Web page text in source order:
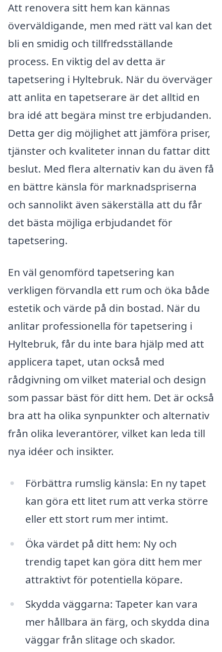
Att renovera sitt hem kan kännas
överväldigande, men med rätt val kan det
bli en smidig och tillfredsställande
process. En viktig del av detta är
tapetsering i Hyltebruk. När du överväger
att anlita en tapetserare är det alltid en
bra idé att begära minst tre erbjudanden.
Detta ger dig möjlighet att jämföra priser,
tjänster och kvaliteter innan du fattar ditt
beslut. Med flera alternativ kan du även få
en bättre känsla för marknadspriserna
och sannolikt även säkerställa att du får
det bästa möjliga erbjudandet för
tapetsering.
En väl genomförd tapetsering kan
verkligen förvandla ett rum och öka både
estetik och värde på din bostad. När du
anlitar professionella för tapetsering i
Hyltebruk, får du inte bara hjälp med att
applicera tapet, utan också med
rådgivning om vilket material och design
som passar bäst för ditt hem. Det är också
bra att ha olika synpunkter och alternativ
från olika leverantörer, vilket kan leda till
nya idéer och insikter.
Förbättra rumslig känsla: En ny tapet
kan göra ett litet rum att verka större
eller ett stort rum mer intimt.
Öka värdet på ditt hem: Ny och
trendig tapet kan göra ditt hem mer
attraktivt för potentiella köpare.
Skydda väggarna: Tapeter kan vara
mer hållbara än färg, och skydda dina
väggar från slitage och skador.